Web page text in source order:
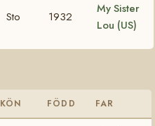
Sto 1932
My Sister
Lou (US)
KÖN FÖDD FAR